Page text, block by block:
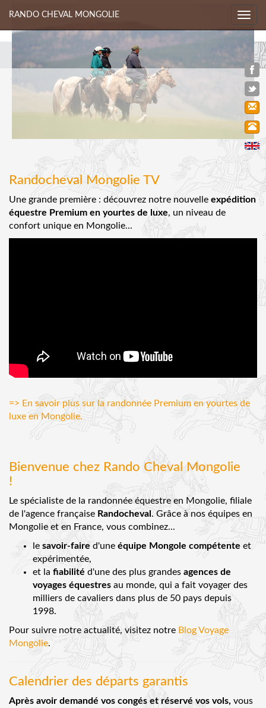
RANDO CHEVAL MONGOLIE
Randocheval Mongolie TV
Une grande première : découvrez notre nouvelle expédition
équestre Premium en yourtes de luxe, un niveau de
confort unique en Mongolie...
=> En savoir plus sur la randonnée Premium en yourtes de
luxe en Mongolie.
Bienvenue chez Rando Cheval Mongolie
!
Le spécialiste de la randonnée équestre en Mongolie, filiale
de l'agence française Randocheval . Grâce à nos équipes en
Mongolie et en France, vous combinez...
le savoir-faire d'une équipe Mongole compétenteet
expérimentée,
et la fiabilité d'une des plus grandes agences de
voyages équestres au monde, qui a fait voyager des
milliers de cavaliers dans plus de 50 pays depuis
1998.
Pour suivre notre actualité, visitez notre Blog Voyage
Mongolie.
Calendrier des départs garantis
Après avoir demandé vos congés et réservé vos vols, vous